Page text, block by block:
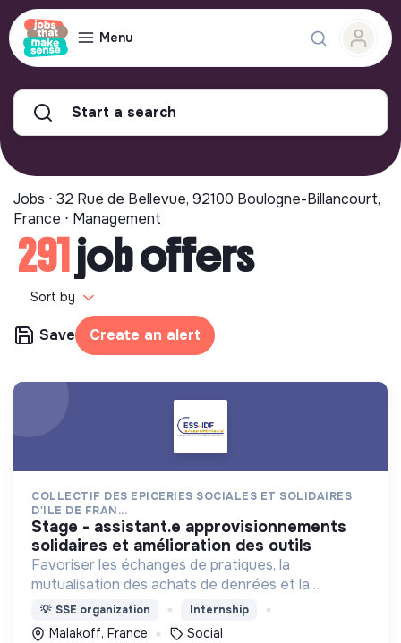
Menu
Start a search
Jobs ⋅ 32 Rue de Bellevue, 92100 Boulogne-Billancourt,
France ⋅ Management
291job offers
Sort by
Save Create an alert
COLLECTIF DES EPICERIES SOCIALES ET SOLIDAIRES
D'ILE DE FRAN...
stage - assistant.e approvisionnements
solidaires et amélioration des outils
Favoriser les échanges de pratiques, la
mutualisation des achats de denrées et la
représentation des épiceries sociales et solidaires
en Ile de France.
💡 SSE organization Internship
Malakoff, France Social